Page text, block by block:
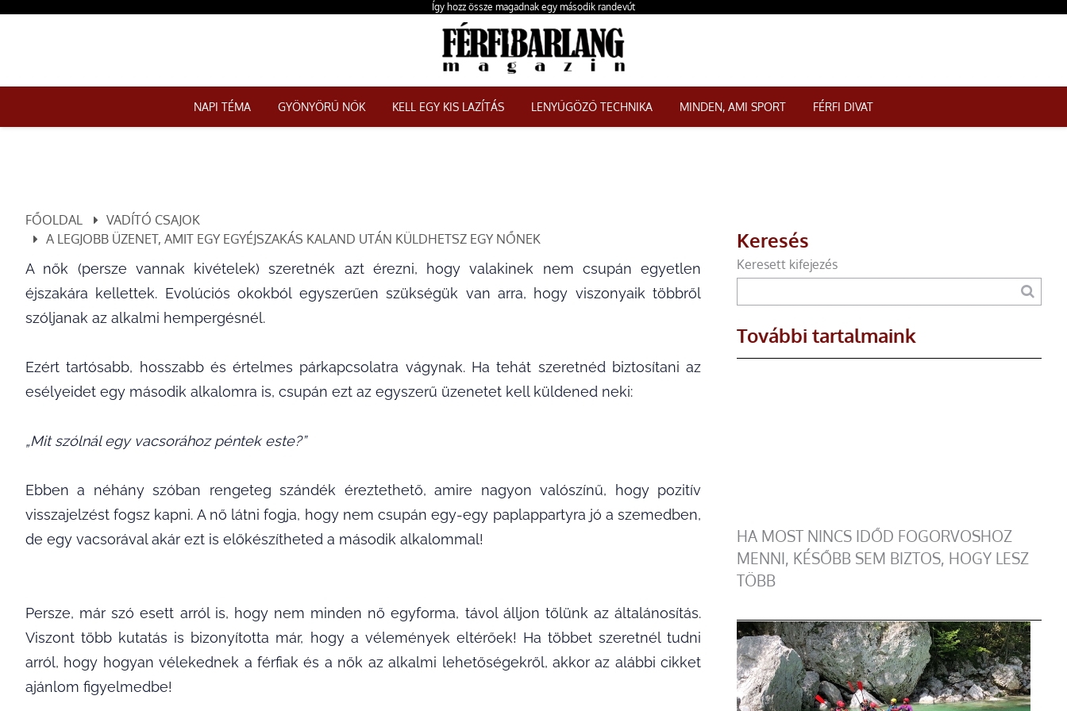
Így hozz össze magadnak egy második randevút
NAPI TÉMA GYÖNYÖRŰ NŐK KELL EGY KIS LAZÍTÁS LENYŰGÖZŐ TECHNIKA MINDEN, AMI SPORT FÉRFI DIVAT
FŐOLDAL
VADÍTÓ CSAJOK
A LEGJOBB ÜZENET, AMIT EGY EGYÉJSZAKÁS KALAND UTÁN KÜLDHETSZ EGY NŐNEK
A nők (persze vannak kivételek) szeretnék azt érezni, hogy valakinek nem csupán egyetlen
éjszakára kellettek. Evolúciós okokból egyszerűen szükségük van arra, hogy viszonyaik többről
szóljanak az alkalmi hempergésnél.
Ezért tartósabb, hosszabb és értelmes párkapcsolatra vágynak. Ha tehát szeretnéd biztosítani az
esélyeidet egy második alkalomra is, csupán ezt az egyszerű üzenetet kell küldened neki:
„Mit szólnál egy vacsorához péntek este?”
Ebben a néhány szóban rengeteg szándék éreztethető, amire nagyon valószínű, hogy pozitív
visszajelzést fogsz kapni. A nő látni fogja, hogy nem csupán egy-egy paplappartyra jó a szemedben,
de egy vacsorával akár ezt is előkészítheted a második alkalommal!
Persze, már szó esett arról is, hogy nem minden nő egyforma, távol álljon tőlünk az általánosítás.
Viszont több kutatás is bizonyította már, hogy a vélemények eltérőek! Ha többet szeretnél tudni
arról, hogy hogyan vélekednek a férfiak és a nők az alkalmi lehetőségekről, akkor az alábbi cikket
ajánlom figyelmedbe!
Keresés
Keresett kifejezés
További tartalmaink
HA MOST NINCS IDŐD FOGORVOSHOZ
MENNI, KÉSŐBB SEM BIZTOS, HOGY LESZ
TÖBB